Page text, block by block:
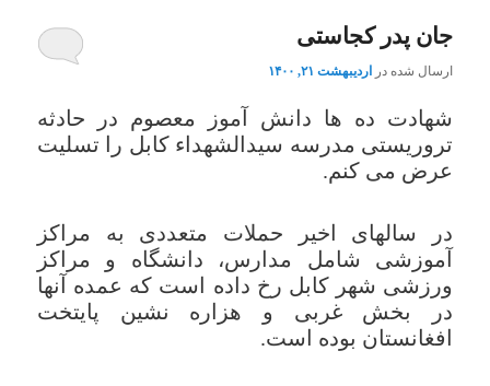
جان پدر کجاستی
ارسال شده دراردیبهشت ۲۱, ۱۴۰۰
شهادت ده ها دانش آموز معصوم در حادثه
تروریستی مدرسه سیدالشهداء کابل را تسلیت
عرض می کنم.
در سالهای اخیر حملات متعددی به مراکز
آموزشی شامل مدارس، دانشگاه و مراکز
ورزشی شهر کابل رخ داده است که عمده آنها
در بخش غربی و هزاره نشین پایتخت
افغانستان بوده است.